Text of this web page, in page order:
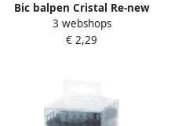
Bic balpen Cristal Re-new
zilveren lichaam zwarte
inkt doos met 1 stuk en 2
3 webshops
€ 2,29